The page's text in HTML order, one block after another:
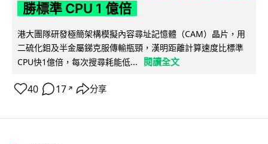
勝標準 CPU 1 億倍
港大團隊研發極簡架構模擬內容尋址記憶體（CAM）晶片，用
二硫化鉬及半金屬銻克服傳輸瓶頸，漢明距離計算速度比標準
CPU快1億倍，每次搜尋耗能低...
閱讀全文
40 17 ↗ 分享